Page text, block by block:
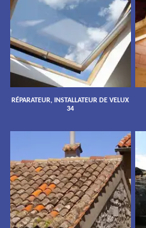
RÉPARATEUR, INSTALLATEUR DE VELUX
34